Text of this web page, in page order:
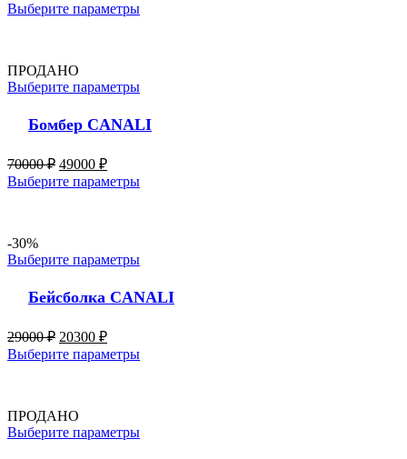
Выберите параметры
ПРОДАНО
Выберите параметры
Бомбер CANALI
70000₽ 49000 ₽
Выберите параметры
-30%
Выберите параметры
Бейсболка CANALI
29000₽ 20300 ₽
Выберите параметры
ПРОДАНО
Выберите параметры